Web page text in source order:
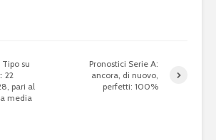
su
22
pari al
media
Pronostici Serie A:
ancora, di nuovo,
perfetti: 100%